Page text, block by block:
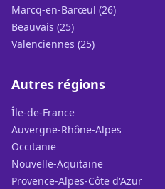
Marcq-en-Barœul (26)
Beauvais (25)
Valenciennes (25)
Autres régions
Île-de-France
Auvergne-Rhône-Alpes
Occitanie
Nouvelle-Aquitaine
Provence-Alpes-Côte d'Azur